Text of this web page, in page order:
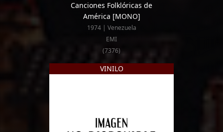
Canciones Folklóricas de
América [MONO]
1974 | Venezuela
EMI
(7376)
VINILO